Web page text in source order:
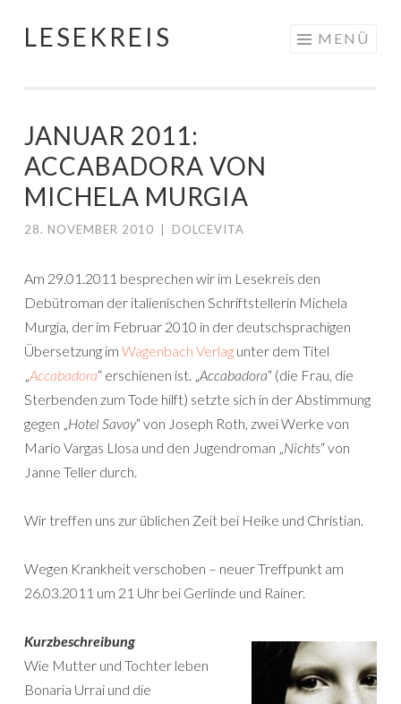
Springe
LESEKREIS MENÜ
JANUAR 2011:
ACCABADORA VON
MICHELA MURGIA
28. NOVEMBER 2010 DOLCEVITA
Am 29.01.2011 besprechen wir im Lesekreis den
Debütroman der italienischen Schriftstellerin Michela
Murgia, der im Februar 2010 in der deutschsprachigen
Übersetzung im Wagenbach Verlag unter dem Titel
„Accabadora“ erschienen ist. „Accabadora“ (die Frau, die
Sterbenden zum Tode hilft) setzte sich in der Abstimmung
gegen „Hotel Savoy“ von Joseph Roth, zwei Werke von
Mario Vargas Llosa und den Jugendroman „Nichts“ von
Janne Teller durch.
Wir treffen uns zur üblichen Zeit bei Heike und Christian.
Wegen Krankheit verschoben – neuer Treffpunkt am
26.03.2011 um 21 Uhr bei Gerlinde und Rainer.
Kurzbeschreibung
Wie Mutter und Tochter leben
Bonaria Urrai und die